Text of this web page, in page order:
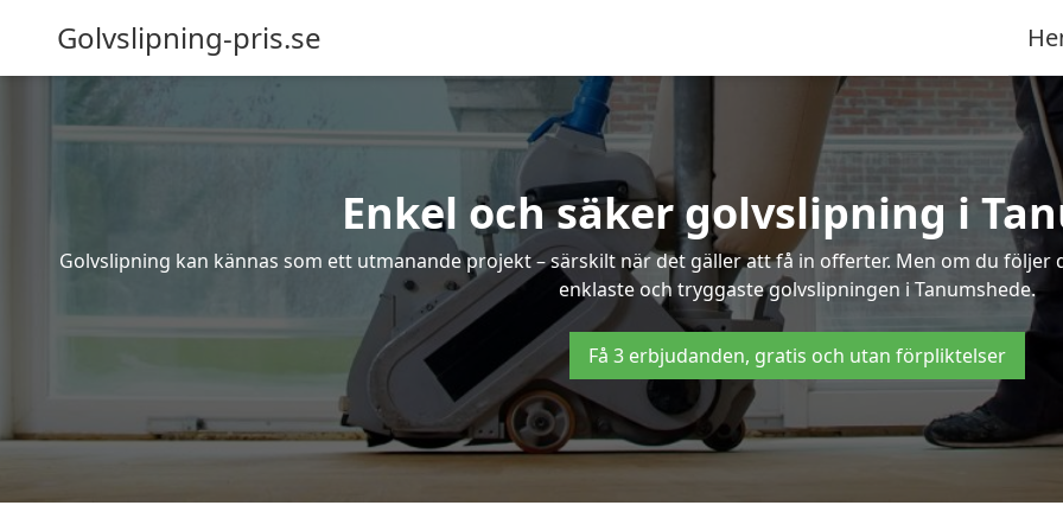
Golvslipning-pris.se
Enkel och säker golvslipning i
Golvslipning kan kännas som ett utmanande projekt – särskilt när det gäller att få in offerter. Men om du
enklaste och tryggaste golvslipningen i Tanumshede.
Få 3 erbjudanden, gratis och utan förpliktelser